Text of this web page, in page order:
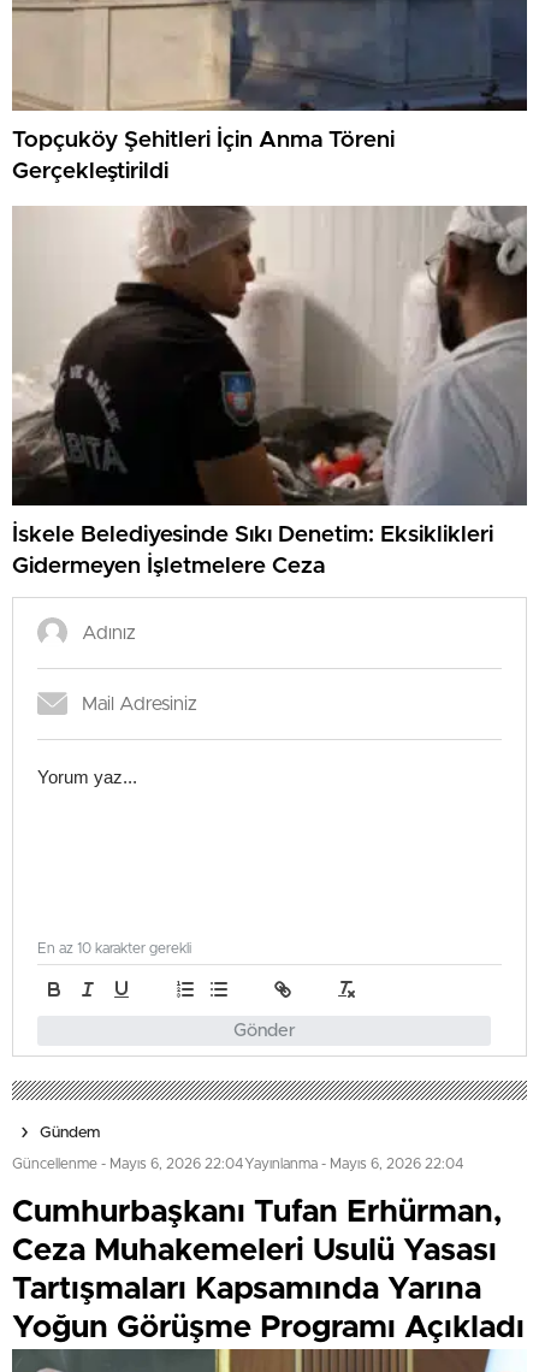
Topçuköy Şehitleri İçin Anma Töreni
Gerçekleştirildi
İskele Belediyesinde Sıkı Denetim: Eksiklikleri
Gidermeyen İşletmelere Ceza
Gönder
En az 10 karakter gerekli
Gündem
Güncellenme - Mayıs 6, 2026 22:04Yayınlanma - Mayıs 6, 2026 22:04
Cumhurbaşkanı Tufan Erhürman,
Ceza Muhakemeleri Usulü Yasası
Tartışmaları Kapsamında Yarına
Yoğun Görüşme Programı Açıkladı